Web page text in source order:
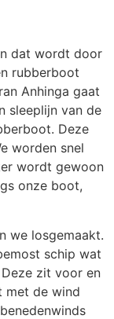
dat wordt door
rubberboot
Anhinga gaat
sleeplijn van de
Deze
worden snel
wordt gewoon
onze boot,
we losgemaakt.
schip wat
zit voor en
met de wind